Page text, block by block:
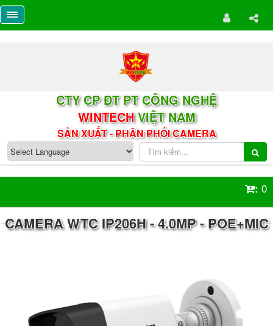
CTY CP ĐT PT CÔNG NGHỆ
WINTECHVIỆT NAM
SẢN XUẤT - PHÂN PHỐI CAMERA
: 0
CAMERA WTC IP206H - 4.0MP - POE+MIC